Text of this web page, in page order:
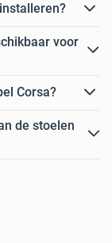
voor
Corsa?
de stoelen